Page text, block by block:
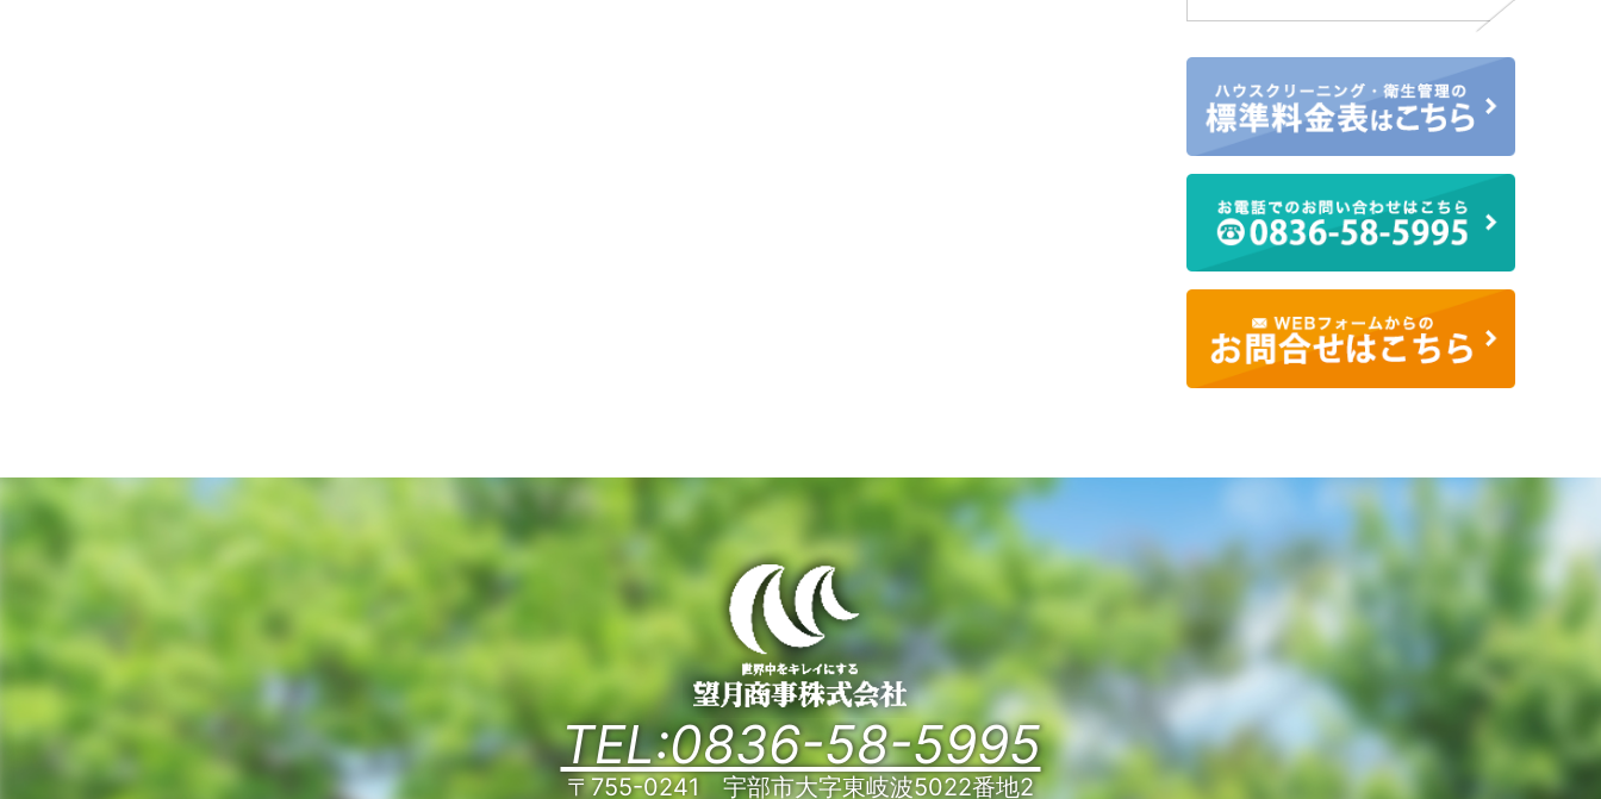
TEL:0836-58-5995
〒755-0241 宇部市大字東岐波5022番地2